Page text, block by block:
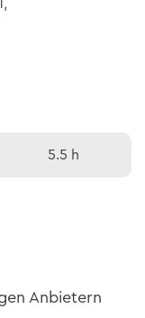
5.5 h
Anbietern